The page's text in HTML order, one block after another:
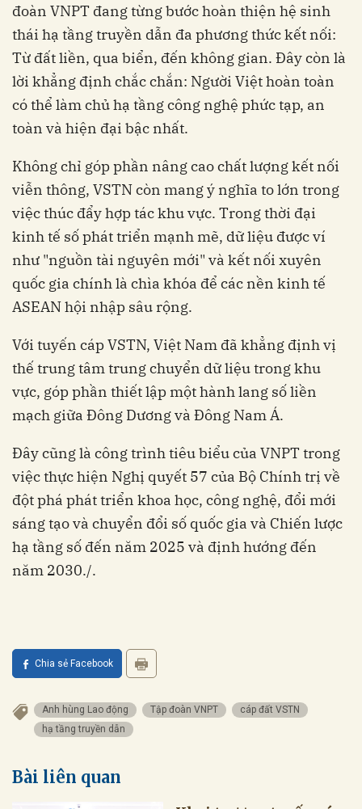
đoàn VNPT đang từng bước hoàn thiện hệ sinh
thái hạ tầng truyền dẫn đa phương thức kết nối:
Từ đất liền, qua biển, đến không gian. Đây còn là
lời khẳng định chắc chắn: Người Việt hoàn toàn
có thể làm chủ hạ tầng công nghệ phức tạp, an
toàn và hiện đại bậc nhất.
Không chỉ góp phần nâng cao chất lượng kết nối
viễn thông, VSTN còn mang ý nghĩa to lớn trong
việc thúc đẩy hợp tác khu vực. Trong thời đại
kinh tế số phát triển mạnh mẽ, dữ liệu được ví
như "nguồn tài nguyên mới" và kết nối xuyên
quốc gia chính là chìa khóa để các nền kinh tế
ASEAN hội nhập sâu rộng.
Với tuyến cáp VSTN, Việt Nam đã khẳng định vị
thế trung tâm trung chuyển dữ liệu trong khu
vực, góp phần thiết lập một hành lang số liền
mạch giữa Đông Dương và Đông Nam Á.
Đây cũng là công trình tiêu biểu của VNPT trong
việc thực hiện Nghị quyết 57 của Bộ Chính trị về
đột phá phát triển khoa học, công nghệ, đổi mới
sáng tạo và chuyển đổi số quốc gia và Chiến lược
hạ tầng số đến năm 2025 và định hướng đến
năm 2030./.
Chia sẻ Facebook
Anh hùng Lao động Tập đoàn VNPT
cáp đất VSTN
hạ tầng truyền dẫn
Bài liên quan